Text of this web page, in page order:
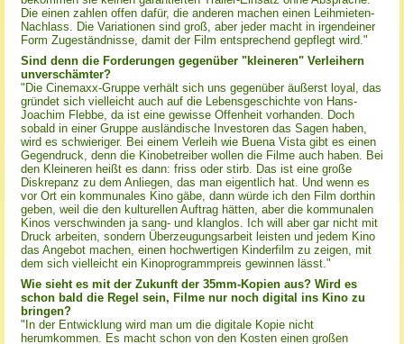
Die einen zahlen offen dafür, die anderen machen einen Leihmieten-
Nachlass. Die Variationen sind groß, aber jeder macht in irgendeiner
Form Zugeständnisse, damit der Film entsprechend gepflegt wird."
Sind denn die Forderungen gegenüber "kleineren" Verleihern
unverschämter?
"Die Cinemaxx-Gruppe verhält sich uns gegenüber äußerst loyal, das
gründet sich vielleicht auch auf die Lebensgeschichte von Hans-
Joachim Flebbe, da ist eine gewisse Offenheit vorhanden. Doch
sobald in einer Gruppe ausländische Investoren das Sagen haben,
wird es schwieriger. Bei einem Verleih wie Buena Vista gibt es einen
Gegendruck, denn die Kinobetreiber wollen die Filme auch haben. Bei
den Kleineren heißt es dann: friss oder stirb. Das ist eine große
Diskrepanz zu dem Anliegen, das man eigentlich hat. Und wenn es
vor Ort ein kommunales Kino gäbe, dann würde ich den Film dorthin
geben, weil die den kulturellen Auftrag hätten, aber die kommunalen
Kinos verschwinden ja sang- und klanglos. Ich will aber gar nicht mit
Druck arbeiten, sondern Überzeugungsarbeit leisten und jedem Kino
das Angebot machen, einen hochwertigen Kinderfilm zu zeigen, mit
dem sich vielleicht ein Kinoprogrammpreis gewinnen lässt."
Wie sieht es mit der Zukunft der 35mm-Kopien aus? Wird es
schon bald die Regel sein, Filme nur noch digital ins Kino zu
bringen?
"In der Entwicklung wird man um die digitale Kopie nicht
herumkommen. Es macht schon von den Kosten einen großen